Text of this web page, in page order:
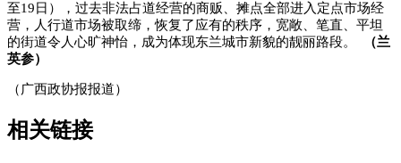
至19日），过去非法占道经营的商贩、摊点全部进入定点市场经
营，人行道市场被取缔，恢复了应有的秩序，宽敞、笔直、平坦
的街道令人心旷神怡，成为体现东兰城市新貌的靓丽路段。
（兰
英参）
（广西政协报报道）
相关链接